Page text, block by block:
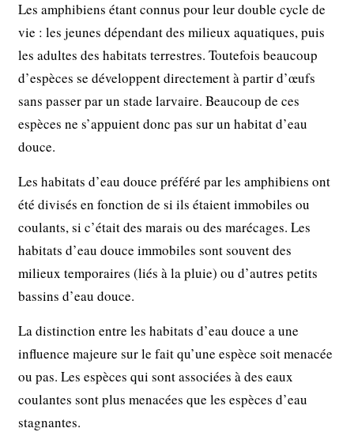
Les amphibiens étant connus pour leur double cycle de
vie : les jeunes dépendant des milieux aquatiques, puis
les adultes des habitats terrestres. Toutefois beaucoup
d’espèces se développent directement à partir d’œufs
sans passer par un stade larvaire. Beaucoup de ces
espèces ne s’appuient donc pas sur un habitat d’eau
douce.
Les habitats d’eau douce préféré par les amphibiens ont
été divisés en fonction de si ils étaient immobiles ou
coulants, si c’était des marais ou des marécages. Les
habitats d’eau douce immobiles sont souvent des
milieux temporaires (liés à la pluie) ou d’autres petits
bassins d’eau douce.
La distinction entre les habitats d’eau douce a une
influence majeure sur le fait qu’une espèce soit menacée
ou pas. Les espèces qui sont associées à des eaux
coulantes sont plus menacées que les espèces d’eau
stagnantes.